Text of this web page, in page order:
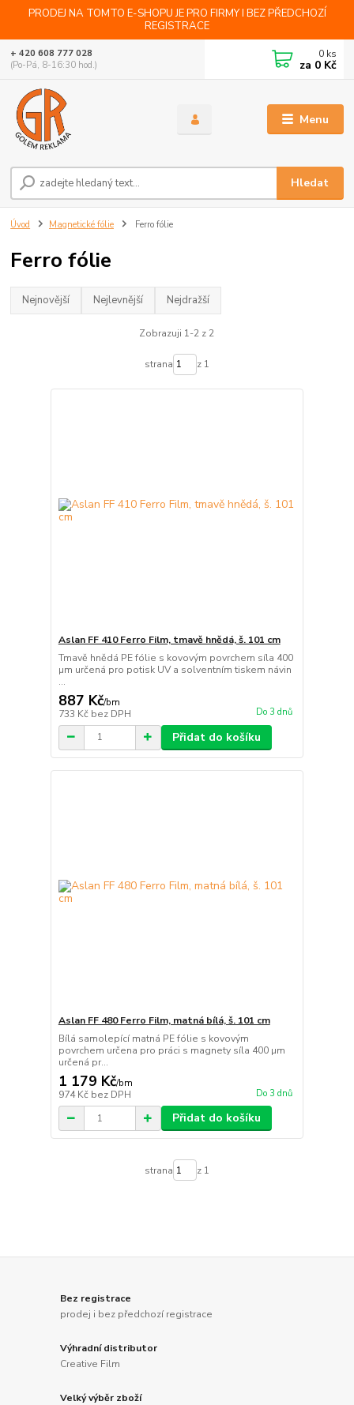
PRODEJ NA TOMTO E-SHOPU JE PRO FIRMY I BEZ PŘEDCHOZÍ
REGISTRACE
Menu
Hledat
+ 420 608 777 028
(Po-Pá, 8-16:30 hod.)
0 ks
za 0 Kč
Úvod Magnetické fólie Ferro fólie
Ferro fólie
Nejnovější Nejlevnější Nejdražší
Zobrazuji 1-2 z 2
strana z 1
Aslan FF 410 Ferro Film, tmavě hnědá, š. 101 cm
Tmavě hnědá PE fólie s kovovým povrchem síla 400
µm určená pro potisk UV a solventním tiskem návin
...
887 Kč/bm
733 Kč bez DPH Do 3 dnů
Přidat do košíku
Aslan FF 480 Ferro Film, matná bílá, š. 101 cm
Bílá samolepící matná PE fólie s kovovým
povrchem určena pro práci s magnety síla 400 µm
určená pr...
1 179 Kč/bm
974 Kč bez DPH Do 3 dnů
Přidat do košíku
strana z 1
Bez registrace
prodej i bez předchozí registrace
Výhradní distributor
Creative Film
Velký výběr zboží